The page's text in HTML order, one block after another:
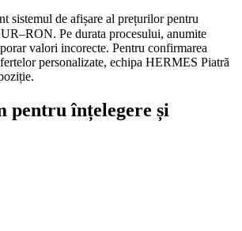
sistemul de afișare al prețurilor pentru
Pe durata procesului, anumite
valori incorecte. Pentru confirmarea
personalizate, echipa HERMES Piatră
pentru înțelegere și